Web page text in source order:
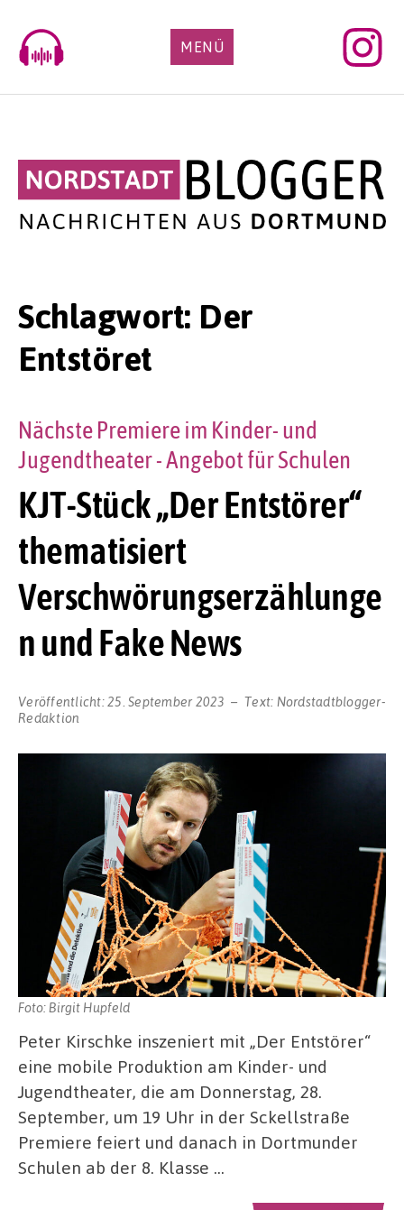
content
MENÜ
Schlagwort: Der
Entstöret
KJT-Stück „Der Entstörer“
thematisiert
Verschwörungserzählunge
n und Fake News
Nächste Premiere im Kinder- und
Jugendtheater - Angebot für Schulen
Veröffentlicht:25. September 2023 Text: Nordstadtblogger-
Redaktion
Foto: Birgit Hupfeld
Peter Kirschke inszeniert mit „Der Entstörer“
eine mobile Produktion am Kinder- und
Jugendtheater, die am Donnerstag, 28.
September, um 19 Uhr in der Sckellstraße
Premiere feiert und danach in Dortmunder
Schulen ab der 8. Klasse …